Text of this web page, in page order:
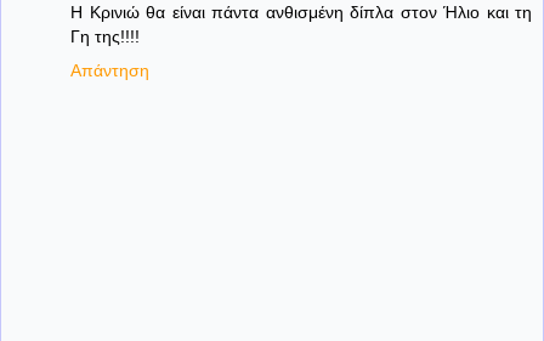
Η Κρινιώ θα είναι πάντα ανθισμένη δίπλα στον Ήλιο και τη
Γη της!!!!
Απάντηση